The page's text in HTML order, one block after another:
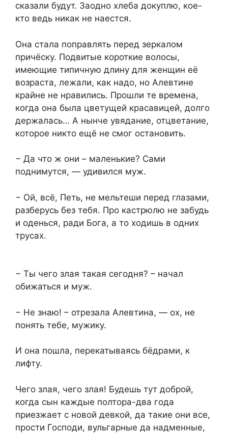
сказали будут. Заодно хлеба докуплю, кое-
кто ведь никак не наестся.
Она стала поправлять перед зеркалом
причёску. Подвитые короткие волосы,
имеющие типичную длину для женщин её
возраста, лежали, как надо, но Алевтине
крайне не нравились. Прошли те времена,
когда она была цветущей красавицей, долго
держалась… А нынче увядание, отцветание,
которое никто ещё не смог остановить.
− Да что ж они – маленькие? Сами
поднимутся, — удивился муж.
− Ой, всё, Петь, не мельтеши перед глазами,
разберусь без тебя. Про кастрюлю не забудь
и оденься, ради Бога, а то ходишь в одних
трусах.
− Ты чего злая такая сегодня? – начал
обижаться и муж.
− Не знаю! – отрезала Алевтина, — ох, не
понять тебе, мужику.
И она пошла, перекатываясь бёдрами, к
лифту.
Чего злая, чего злая! Будешь тут доброй,
когда сын каждые полтора-два года
приезжает с новой девкой, да такие они все,
прости Господи, вульгарные да надменные,